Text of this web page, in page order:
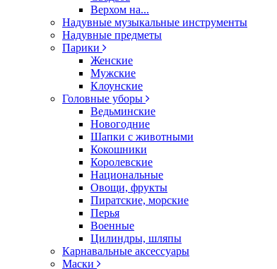
Верхом на...
Надувные музыкальные инструменты
Надувные предметы
Парики
Женские
Мужские
Клоунские
Головные уборы
Ведьминские
Новогодние
Шапки с животными
Кокошники
Королевские
Национальные
Овощи, фрукты
Пиратские, морские
Перья
Военные
Цилиндры, шляпы
Карнавальные аксессуары
Маски